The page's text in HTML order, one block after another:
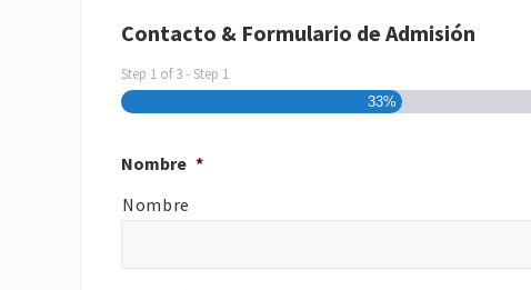
Contacto & Formulario de Admisión
Step 1 of3- Step 1
33%
Nombre *
Nombre